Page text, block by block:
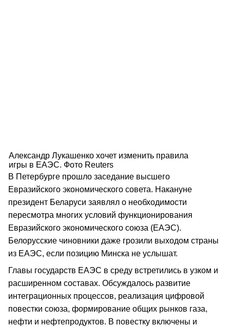
Александр Лукашенко хочет изменить правила
игры в ЕАЭС. Фото Reuters
В Петербурге прошло заседание высшего
Евразийского экономического совета. Накануне
президент Беларуси заявлял о необходимости
пересмотра многих условий функционирования
Евразийского экономического союза (ЕАЭС).
Белорусские чиновники даже грозили выходом страны
из ЕАЭС, если позицию Минска не услышат.
Главы государств ЕАЭС в среду встретились в узком и
расширенном составах. Обсуждалось развитие
интеграционных процессов, реализация цифровой
повестки союза, формирование общих рынков газа,
нефти и нефтепродуктов. В повестку включены и